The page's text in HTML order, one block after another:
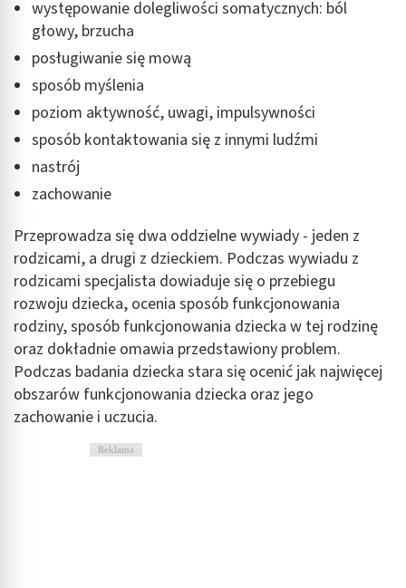
występowanie dolegliwości somatycznych: ból
głowy, brzucha
posługiwanie się mową
sposób myślenia
poziom aktywność, uwagi, impulsywności
sposób kontaktowania się z innymi ludźmi
nastrój
zachowanie
Przeprowadza się dwa oddzielne wywiady - jeden z
rodzicami, a drugi z dzieckiem. Podczas wywiadu z
rodzicami specjalista dowiaduje się o przebiegu
rozwoju dziecka, ocenia sposób funkcjonowania
rodziny, sposób funkcjonowania dziecka w tej rodzinę
oraz dokładnie omawia przedstawiony problem.
Podczas badania dziecka stara się ocenić jak najwięcej
obszarów funkcjonowania dziecka oraz jego
zachowanie i uczucia.
Reklama